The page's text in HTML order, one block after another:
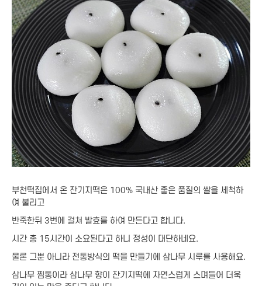
부천떡집에서 온 잔기지떡은 100% 국내산 좋은 품질의 쌀을 세척하
여 불리고
반죽한뒤 3번에 걸쳐 발효를 하여 만든다고 합니다.
시간 총 15시간이 소요된다고 하니 정성이 대단하네요.
물론 그뿐 아니라 전통방식의 떡을 만들기에 삼나무 시루를 사용해요.
삼나무 찜통이라 삼나무 향이 잔기지떡에 자연스럽게 스며들어 더욱